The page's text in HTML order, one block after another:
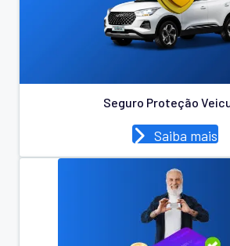
Seguro Proteção
Saiba mais